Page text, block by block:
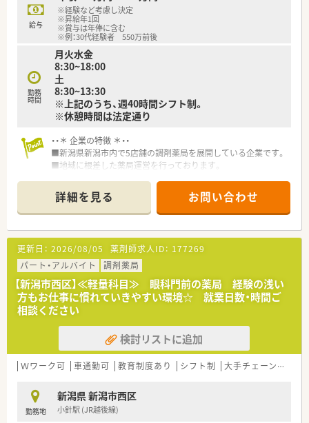
給与
※経験など考慮し決定
※昇給年1回
※賞与は年俸に含む
※例：30代経験者 550万前後
勤務
時間
月火水金
8:30~18:00
土
8:30~13:30
※上記のうち、週40時間シフト制。
※休憩時間は法定通り
・・＊ 企業の特徴 ＊・・
■新潟県新潟市内で5店舗の調剤薬局を展開している企業です。
■地域に根差した薬局運営を行っております。
詳細を見る お問い合わせ
更新日： 2026/08/05 薬剤師求人ID： 177269
パート・アルバイト
調剤薬局
【新潟市西区】≪軽量科目≫ 眼科門前の薬局 経験の浅い
方もお仕事に慣れていきやすい環境☆ 就業日数・時間ご
相談ください
検討リストに追加
Ｗワーク可 車通勤可 教育制度あり シフト制 大手チェーン以外
勤務地
新潟県 新潟市西区
小針駅 (JR越後線)